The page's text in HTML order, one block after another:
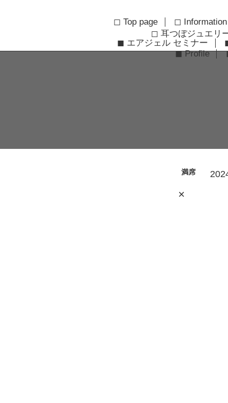
◻︎ Top page ◻︎ Information
◻︎ 耳つぼジュエリ
◼︎ エアジェル セミナー
◼︎ Profile
満席
×